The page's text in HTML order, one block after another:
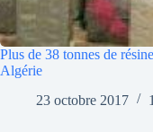
Plus de 38 tonnes de
Algérie
23 octobre 2017